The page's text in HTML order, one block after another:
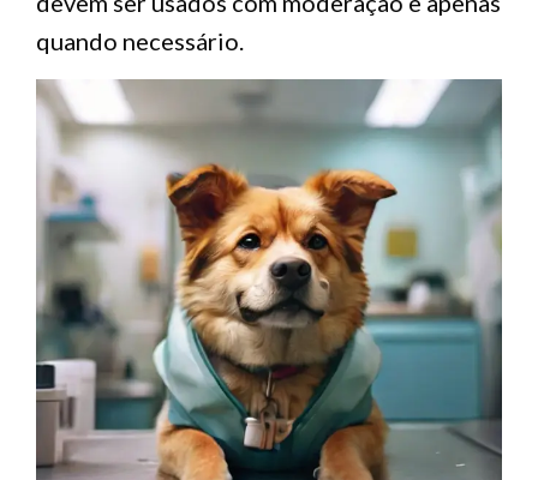
quando necessário.